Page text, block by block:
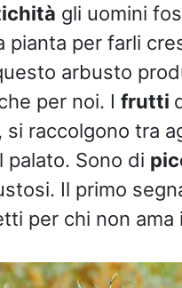
gli uomini
pianta per farli
arbusto
per noi. I frutti
, si raccolgono tra
palato. Sono di
Il primo
per chi non ama